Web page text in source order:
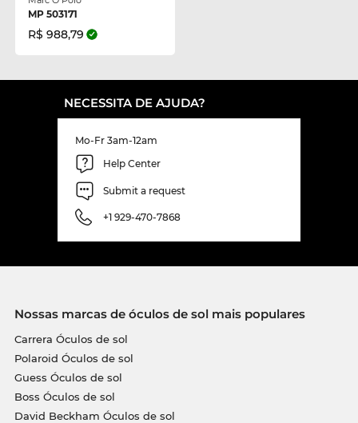
MP 503171
R$ 988,79
NECESSITA DE AJUDA?
Mo-Fr 3am-12am
Help Center
Submit a request
+1 929-470-7868
Nossas marcas de óculos de sol mais populares
Carrera Óculos de sol
Polaroid Óculos de sol
Guess Óculos de sol
Boss Óculos de sol
David Beckham Óculos de sol